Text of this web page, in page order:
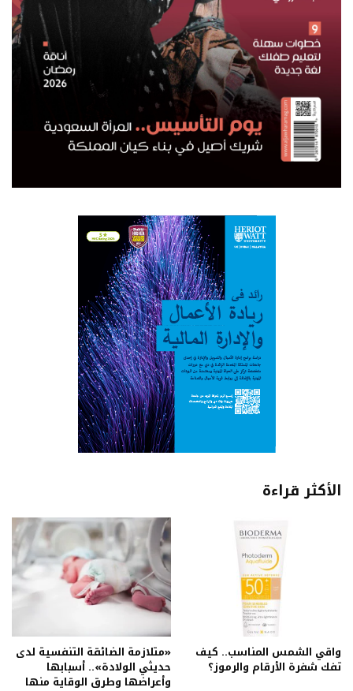
الأكثر قراءة
واقي الشمس المناسب.. كيف
تفك شفرة الأرقام والرموز؟
«متلازمة الضائقة التنفسية لدى
حديثي الولادة».. أسبابها
وأعراضها وطرق الوقاية منها